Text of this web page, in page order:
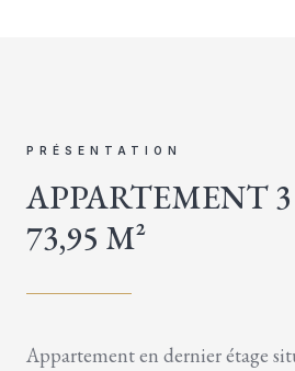
PRÉSENTATION
APPARTEMENT 3
73,95 M²
Appartement en dernier étage